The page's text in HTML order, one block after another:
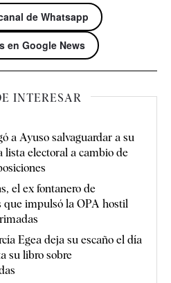
de Whatsapp
en Google News
INTERESAR
a Ayuso salvaguardar a su
lista electoral a cambio de
el ex fontanero de
que impulsó la OPA hostil
Egea deja su escaño el día
su libro sobre